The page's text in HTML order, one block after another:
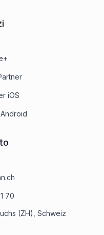
iOS
70
(ZH), Schweiz